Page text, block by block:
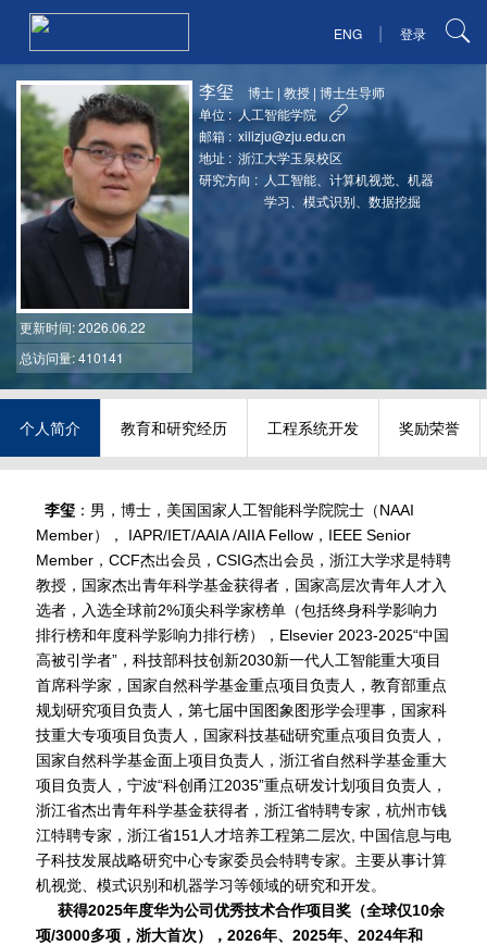
ENG | 登录
更新时间: 2026.06.22
总访问量: 410141
李玺 博士 |教授 |博士生导师
单位 : 人工智能学院
邮箱 : xilizju@zju.edu.cn
地址 : 浙江大学玉泉校区
研究方向 : 人工智能、计算机视觉、机器
学习、模式识别、数据挖掘
个人简介 教育和研究经历 工程系统开发 奖励荣誉
李玺： 男，博士， 美国国家人工智能科学院院士（NAAI
Member）， IAPR/IET/AAIA /AIIA Fellow，IEEE Senior
Member，CCF杰出会员，CSIG杰出会员， 浙江大学求是特聘
教授，国家杰出青年科学基金获得者， 国家高层次青年人才入
选者，入选全球前2%顶尖科学家榜单（包括终身科学影响力
排行榜和年度科学影响力排行榜），Elsevier 2023-2025“中国
高被引学者”，科技部科技创新2030新一代人工智能重大项目
首席科学家，国家自然科学基金重点项目负责人，教育部重点
规划研究项目负责人 ，第七届中国图象图形学会理事，国家科
技重大专项项目负责人，国家科技基础研究重点项目负责人，
国家自然科学基金面上项目负责人，浙江省自然科学基金重大
项目负责人， 宁波“科创甬江2035”重点研发计划项目负责人，
浙江省杰出青年科学基金获得者，浙江省特聘专家，杭州市钱
江特聘专家， 浙江省151人才培养工程第二层次, 中国信息与电
子科技发展战略研究中心专家委员会特聘专家。主要从事计算
机视觉、模式识别和机器学习等领域的研究和开发。
获得2025年度华为公司优秀技术合作项目奖（全球仅10余
项/3000多项，浙大首次），2026年、2025年、2024年和